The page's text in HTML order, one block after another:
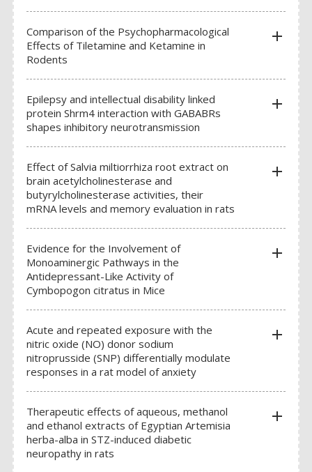
Comparison of the Psychopharmacological
Effects of Tiletamine and Ketamine in
Rodents
add
Epilepsy and intellectual disability linked
protein Shrm4 interaction with GABABRs
shapes inhibitory neurotransmission
add
Effect of Salvia miltiorrhiza root extract on
brain acetylcholinesterase and
butyrylcholinesterase activities, their
mRNA levels and memory evaluation in rats
add
Evidence for the Involvement of
Monoaminergic Pathways in the
Antidepressant-Like Activity of
Cymbopogon citratus in Mice
add
Acute and repeated exposure with the
nitric oxide (NO) donor sodium
nitroprusside (SNP) differentially modulate
responses in a rat model of anxiety
add
Therapeutic effects of aqueous, methanol
and ethanol extracts of Egyptian Artemisia
herba-alba in STZ-induced diabetic
neuropathy in rats
add